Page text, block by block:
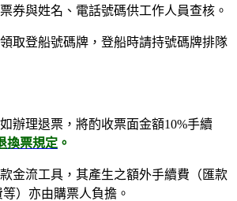
券與姓名、電話號碼供工作人員查核。
取登船號碼牌，登船時請持號碼牌排隊
辦理退票，將酌收票面金額10%手續
換票規定 。
金流工具，其產生之額外手續費（匯款
）亦由購票人負擔。​